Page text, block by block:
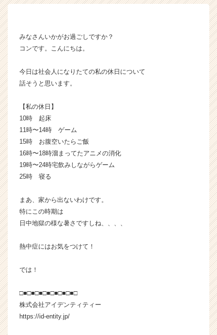
長
か
ら
ウ
活
イ
ト
キ
リ
ア
h
みなさんいかがお過ごしですか？
コンです。こんにちは。
今日は社会人になりたての私の休日について
話そうと思います。
【私の休日】
10時 起床
11時〜14時 ゲーム
15時 お腹空いたらご飯
16時〜18時溜まってたアニメの消化
19時〜24時宅飲みしながらゲーム
25時 寝る
まあ、家から出ないわけです。
特にこの時期は
日中地獄の様な暑さですしね、、、、
熱中症にはお気をつけて！
では！
□■□■□■□■□■□■□■□
株式会社アイデンティティー
https://id-entity.jp/